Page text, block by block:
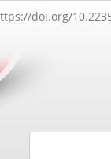
doi.org/